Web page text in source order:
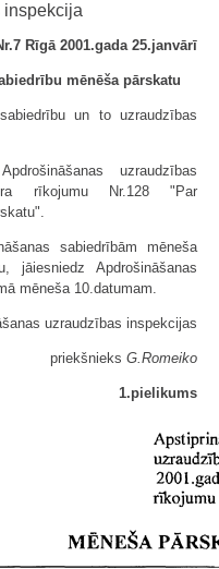
inspekcija
Rīgā 2001.gada 25.janvārī
mēnēša pārskatu
un to uzraudzības
uzraudzības
rīkojumu Nr.128 "Par
sabiedrībām mēneša
jāiesniedz Apdrošināšanas
mēneša 10.datumam.
uzraudzības inspekcijas
priekšnieks G.Romeiko
1.pielikums